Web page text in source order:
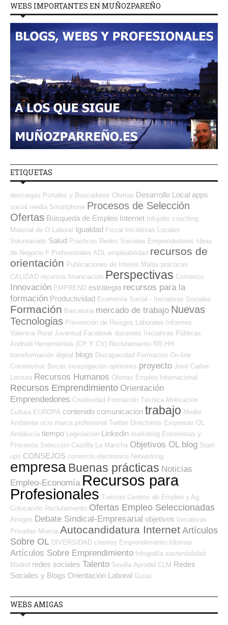
WEBS IMPORTANTES EN MUÑOZPAREÑO
ETIQUETAS
descargas Portales y Buscadores Ofertas Desarrollo Local apps
social media Smartphone Procesos de Selección
Ofertas Búsqueda de Empleo Internet Infojobs coaching
Material de O.Laboral Igualdad Fiscal
Iniciativas Locales
Voluntariado Salud Prácticas Redes Sociales Emprendedores
Ideas
de Negocio F Profesionales ADL empleabilidad recursos de
orientación Publicaciones de Interés Malas prácticas
CALIDAD recursos financiación Perspectivas Comercio
Innovación EMPREND estrategia recursos para la
formación Productividad Economía Social - Iniciativas Sociales
Formación Barcelona mercado de trabajo Nuevas
Tecnologias Prevención de Riesgos Laborales
Informes
Valencia Rural Juventud Facebook docentes
Iniciativas Públicas
Android Herramientas (CP Y CV) Reclutamiento RR.HH.
transformación digital blogs Discapacidad Formación On-line
Coronavirus Becas investigación opiniones proyecto José Carlos
Lectura Recursos Humanos Ofertas Empleo Internacional
Recursos Emprendimiento Orientación
Emprendedores Creatividad Formación Técnica Motivación
Cultura EUROPA contenido comunicación trabajo Medio
Ambiente ocio marca profesional Twitter Directorios Empresas OL
Andalucía tiempo Legislación Linkedin marketing Entrevistas y
Procesos Selección Castilla La Mancha Objetivos OL blog Start-
ups CONSEJOS comercio electrónico Networking
empresa Buenas prácticas Noticias
Empleo-Economía Recursos para
Profesionales Turismo Centros de Empleo y Ag.
Colocación Reclutamiento Ofertas Empleo Seleccionadas
Amigos Debate Sindical-Empresarial objetivos
Iniciativas
Privadas Murcia Autocandidatura Internet Artículos
Sobre OL DIVERSIDAD clientes Emprendimiento Idiomas
Artículos Sobre Emprendimiento Infografía sostenibilidad
Madrid redes sociales Talento Sevilla Aprodel CLM Redes
Sociales y Blogs Orientación Laboral Guías
WEBS AMIGAS